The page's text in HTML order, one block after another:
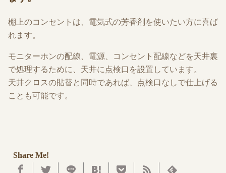
棚上のコンセントは、電気式の芳香剤を使いたい方に喜ば
れます。
モニターホンの配線、電源、コンセント配線などを天井裏
で処理するために、天井に点検口を設置しています。
天井クロスの貼替と同時であれば、点検口なしで仕上げる
ことも可能です。
Share Me!